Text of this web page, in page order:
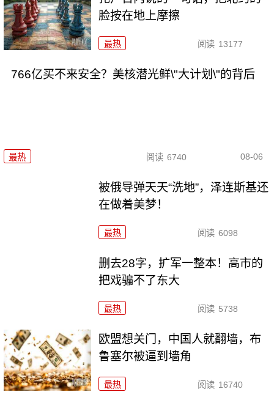
脸按在地上摩擦
最热 阅读 13177
766亿买不来安全？美核潜光鲜\"大计划\"的背后
最热 阅读 6740 08-06
被俄导弹天天“洗地”，泽连斯基还
在做着美梦！
最热 阅读 6098
删去28字，扩军一整本！高市的
把戏骗不了东大
最热 阅读 5738
欧盟想关门，中国人就翻墙，布
鲁塞尔被逼到墙角
最热 阅读 16740